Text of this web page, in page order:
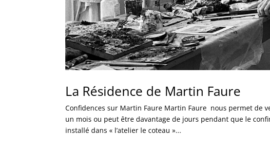
La Résidence de Martin Faure
Confidences sur Martin Faure Martin Faure nous permet de
un mois ou peut être davantage de jours pendant que le
installé dans « l’atelier le coteau »...